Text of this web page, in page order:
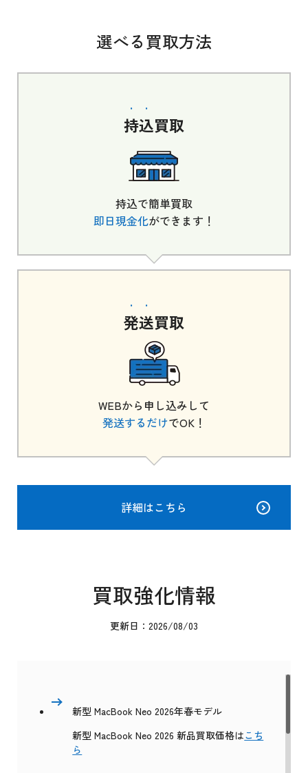
選べる買取方法
持込買取
持込で簡単買取
即日現金化ができます！
発送買取
WEBから申し込みして
発送するだけでOK！
詳細はこちら
買取強化情報
更新日：2026/08/03
新型 MacBook Neo 2026年春モデル
新型 MacBook Neo 2026 新品買取価格はこち
ら